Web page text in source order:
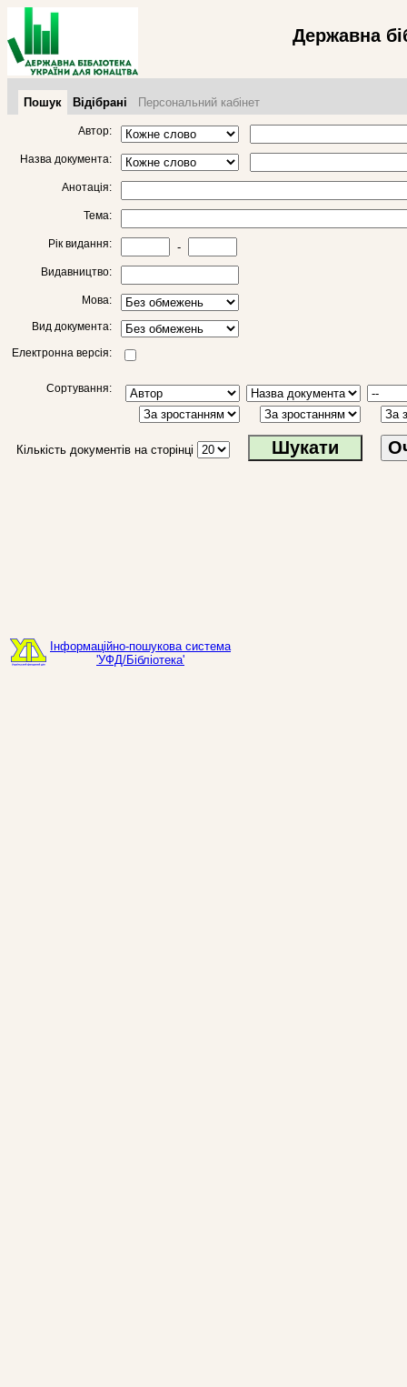
Державна
Пошук Відібрані Персональний кабінет
Автор:
Назва документа:
Анотація:
Тема:
Рік видання: -
Видавництво:
Мова:
Вид документа:
Електронна версія:
Сортування:
Кількість документів на сторінці
Інформаційно-пошукова система
'УФД/Бібліотека'